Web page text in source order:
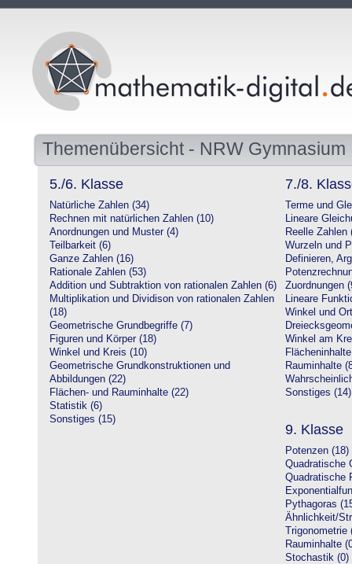
Themenübersicht - NRW Gymnasium
5./6. Klasse
Natürliche Zahlen (34)
Rechnen mit natürlichen Zahlen (10)
Anordnungen und Muster (4)
Teilbarkeit (6)
Ganze Zahlen (16)
Rationale Zahlen (53)
Addition und Subtraktion von rationalen Zahlen (6)
Multiplikation und Dividison von rationalen Zahlen
(18)
Geometrische Grundbegriffe (7)
Figuren und Körper (18)
Winkel und Kreis (10)
Geometrische Grundkonstruktionen und
Abbildungen (22)
Flächen- und Rauminhalte (22)
Statistik (6)
Sonstiges (15)
7./8.
Terme und
Lineare
Reelle Zahlen
Wurzeln und
Definieren,
Zuordnungen
Lineare
Winkel und
Winkel am
Rauminhalte
Sonstiges (14)
9. Klasse
Potenzen (18)
Quadratische
Quadratische
Pythagoras
Ähnlichkeit/
Trigonometrie
Rauminhalte
Stochastik (0)